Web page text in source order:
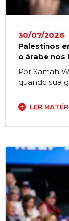
30/07/2026
Palestinos
o árabe nos
Por Samah
quando sua
LER